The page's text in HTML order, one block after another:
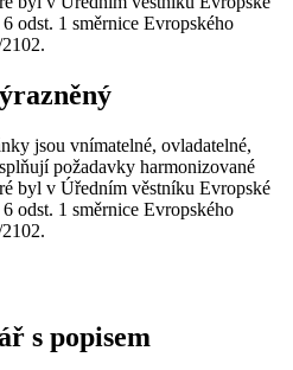
odst. 1 směrnice Evropského
jsou vnímatelné, ovladatelné,
požadavky harmonizované
byl v Úředním věstníku Evropské
odst. 1 směrnice Evropského
s popisem